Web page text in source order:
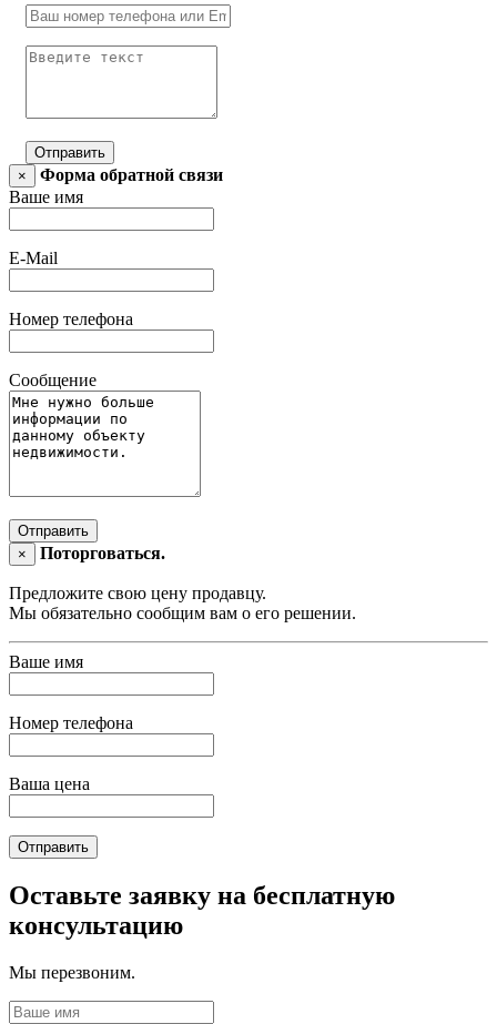
Отправить
×
Форма обратной связи
Ваше имя
E-Mail
Номер телефона
Сообщение
Отправить
×
Поторговаться.
Предложите свою цену продавцу.
Мы обязательно сообщим вам о его решении.
Ваше имя
Номер телефона
Ваша цена
Отправить
Оставьте заявку на бесплатную
консультацию
Мы перезвоним.